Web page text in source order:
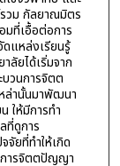
วม กัลยาณมิตร
ที่เอื้อต่อการ
แหล่งเรียนรู้
ลัยได้เริ่มจาก
วนการจิตต
ล่านั้นมาพัฒนา
ให้มีการทำ
ที่ดูการ
จัยที่ทำให้เกิด
การจิตตปัญญา